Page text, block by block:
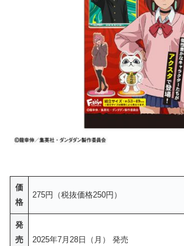
価
格
275円（税抜価格250円）
発
売
2025年7月28日（月） 発売